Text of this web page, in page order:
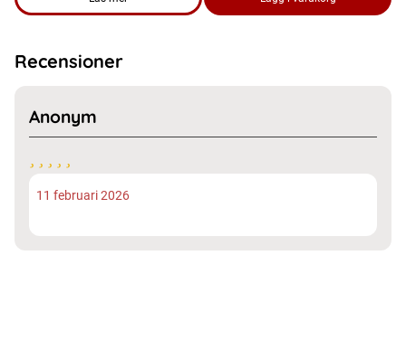
om produkten Hundgodis - Crunchy Mix 1 kg
Recensioner
Anonym
11 februari 2026